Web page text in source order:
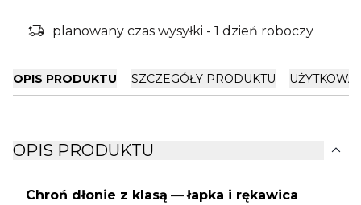
delivery_truck_bolt planowany czas wysyłki - 1 dzień roboczy
OPIS PRODUKTU SZCZEGÓŁY PRODUKTU
OPIS PRODUKTU expand_more
Chroń dłonie z klasą —łapka i rękawica